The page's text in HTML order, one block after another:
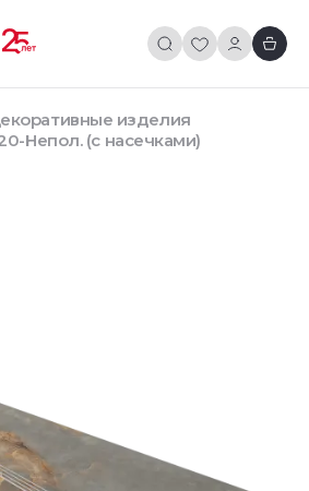
изделия
Непол. (с насечками)